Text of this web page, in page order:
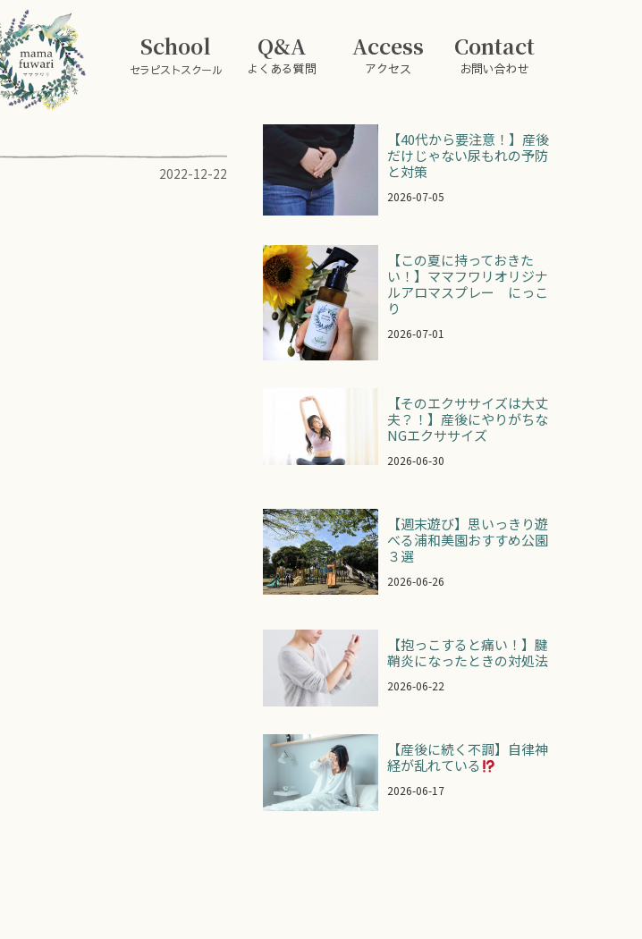
School
セラピストスクール
Q&A
よくある質問
Access
アクセス
Contact
お問い合わせ
2022-12-22
【40代から要注意！】産後
だけじゃない尿もれの予防
と対策
2026-07-05
【この夏に持っておきた
い！】ママフワリオリジナ
ルアロマスプレー にっこ
り
2026-07-01
【そのエクササイズは大丈
夫？！】産後にやりがちな
NGエクササイズ
2026-06-30
【週末遊び】思いっきり遊
べる浦和美園おすすめ公園
３選
2026-06-26
【抱っこすると痛い！】腱
鞘炎になったときの対処法
2026-06-22
【産後に続く不調】自律神
経が乱れている
2026-06-17